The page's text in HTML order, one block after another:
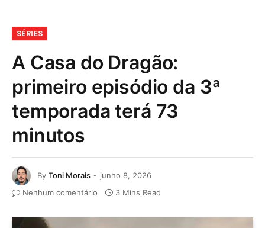
SÉRIES
A Casa do Dragão:
primeiro episódio da 3ª
temporada terá 73
minutos
By Toni Morais
junho 8, 2026
Nenhum comentário
3 Mins Read